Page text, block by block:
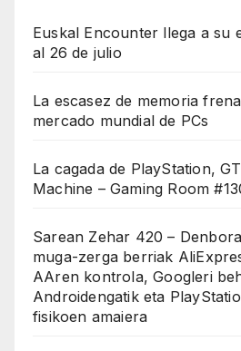
Euskal Encounter llega a su
al 26 de julio
La escasez de memoria
mercado mundial de PCs
La cagada de PlayStation,
Machine – Gaming Room
Sarean Zehar 420 –
muga-zerga berriak
AAren kontrola, Googleri
Androidengatik eta
fisikoen amaiera